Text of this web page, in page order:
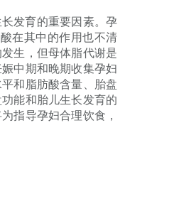
发育的重要因素。孕
在其中的作用也不清
生，但母体脂代谢是
中期和晚期收集孕妇
和脂肪酸含量、胎盘
能和胎儿生长发育的
指导孕妇合理饮食，